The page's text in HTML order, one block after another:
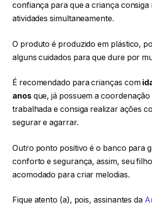
confiança para que a criança
atividades simultaneamente.
O produto é produzido em plástico,
alguns cuidados para que dure por
É recomendado para crianças com
anosque, já possuem a
trabalhada e consiga realizar ações
segurar e agarrar.
Outro ponto positivo é o banco para
conforto e segurança, assim, seu
acomodado para criar melodias.
Fique atento (a), pois, assinantes da